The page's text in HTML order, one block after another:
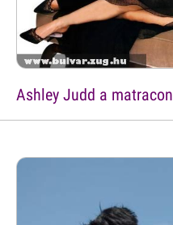
Ashley Judd a matracon